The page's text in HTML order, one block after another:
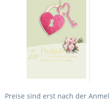
Preise sind erst nach der